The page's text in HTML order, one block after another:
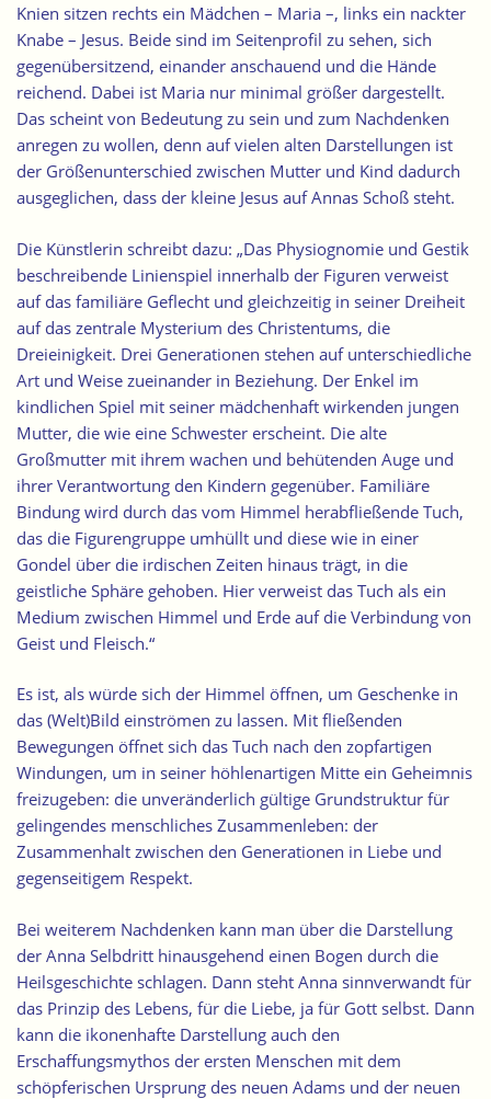
Knien sitzen rechts ein Mädchen – Maria –, links ein nackter
Knabe – Jesus. Beide sind im Seitenprofil zu sehen, sich
gegenübersitzend, einander anschauend und die Hände
reichend. Dabei ist Maria nur minimal größer dargestellt.
Das scheint von Bedeutung zu sein und zum Nachdenken
anregen zu wollen, denn auf vielen alten Darstellungen ist
der Größenunterschied zwischen Mutter und Kind dadurch
ausgeglichen, dass der kleine Jesus auf Annas Schoß steht.
Die Künstlerin schreibt dazu: „Das Physiognomie und Gestik
beschreibende Linienspiel innerhalb der Figuren verweist
auf das familiäre Geflecht und gleichzeitig in seiner Dreiheit
auf das zentrale Mysterium des Christentums, die
Dreieinigkeit. Drei Generationen stehen auf unterschiedliche
Art und Weise zueinander in Beziehung. Der Enkel im
kindlichen Spiel mit seiner mädchenhaft wirkenden jungen
Mutter, die wie eine Schwester erscheint. Die alte
Großmutter mit ihrem wachen und behütenden Auge und
ihrer Verantwortung den Kindern gegenüber. Familiäre
Bindung wird durch das vom Himmel herabfließende Tuch,
das die Figurengruppe umhüllt und diese wie in einer
Gondel über die irdischen Zeiten hinaus trägt, in die
geistliche Sphäre gehoben. Hier verweist das Tuch als ein
Medium zwischen Himmel und Erde auf die Verbindung von
Geist und Fleisch.“
Es ist, als würde sich der Himmel öffnen, um Geschenke in
das (Welt)Bild einströmen zu lassen. Mit fließenden
Bewegungen öffnet sich das Tuch nach den zopfartigen
Windungen, um in seiner höhlenartigen Mitte ein Geheimnis
freizugeben: die unveränderlich gültige Grundstruktur für
gelingendes menschliches Zusammenleben: der
Zusammenhalt zwischen den Generationen in Liebe und
gegenseitigem Respekt.
Bei weiterem Nachdenken kann man über die Darstellung
der Anna Selbdritt hinausgehend einen Bogen durch die
Heilsgeschichte schlagen. Dann steht Anna sinnverwandt für
das Prinzip des Lebens, für die Liebe, ja für Gott selbst. Dann
kann die ikonenhafte Darstellung auch den
Erschaffungsmythos der ersten Menschen mit dem
schöpferischen Ursprung des neuen Adams und der neuen